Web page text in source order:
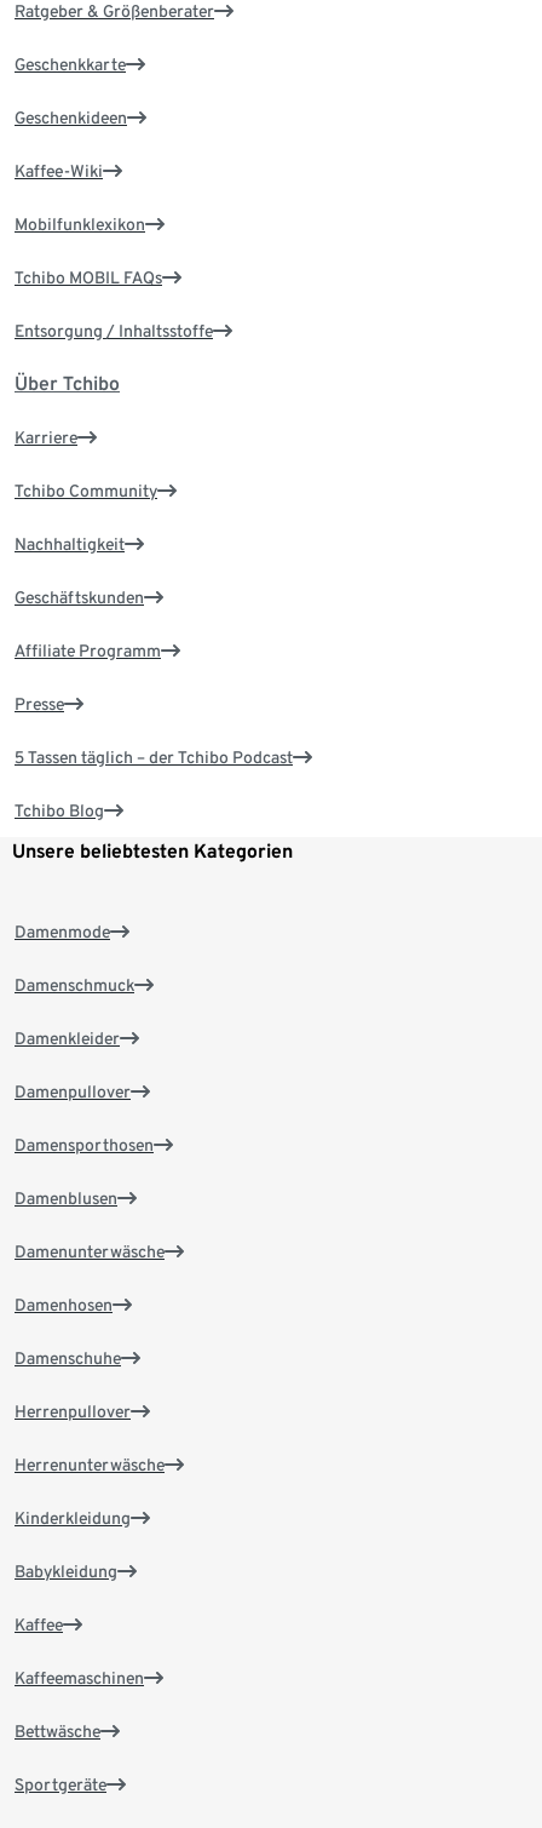
Ratgeber & Größenberater
Geschenkkarte
Geschenkideen
Kaffee-Wiki
Mobilfunklexikon
Tchibo MOBIL FAQs
Entsorgung / Inhaltsstoffe
Über Tchibo
Karriere
Tchibo Community
Nachhaltigkeit
Geschäftskunden
Affiliate Programm
Presse
5 Tassen täglich – der Tchibo Podcast
Tchibo Blog
Unsere beliebtesten Kategorien
Damenmode
Damenschmuck
Damenkleider
Damenpullover
Damensporthosen
Damenblusen
Damenunterwäsche
Damenhosen
Damenschuhe
Herrenpullover
Herrenunterwäsche
Kinderkleidung
Babykleidung
Kaffee
Kaffeemaschinen
Bettwäsche
Sportgeräte